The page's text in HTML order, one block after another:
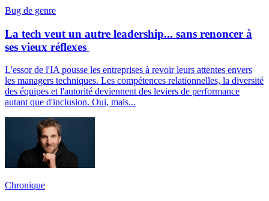
Bug de genre
La tech veut un autre leadership... sans renoncer à
ses vieux réflexes
L'essor de l'IA pousse les entreprises à revoir leurs attentes envers
les managers techniques. Les compétences relationnelles, la diversité
des équipes et l'autorité deviennent des leviers de performance
autant que d'inclusion. Oui, mais...
Chronique